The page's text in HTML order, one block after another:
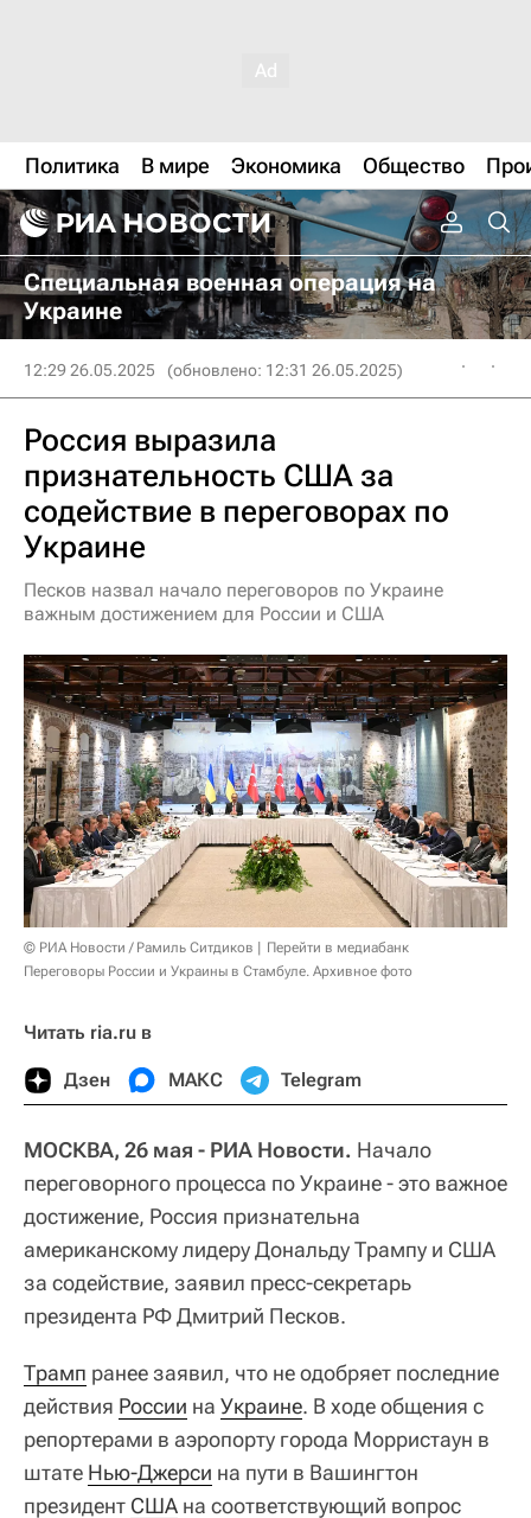
Политика В мире Экономика Общество
Специальная военная операция на
Украине
12:29 26.05.2025 (обновлено: 12:31 26.05.2025)
Россия выразила
признательность США за
содействие в переговорах по
Украине
Песков назвал начало переговоров по Украине
важным достижением для России и США
© РИА Новости / Рамиль Ситдиков
Перейти в медиабанк
Переговоры России и Украины в Стамбуле. Архивное фото
Читать ria.ru в
Дзен МАКС Telegram
МОСКВА, 26 мая - РИА Новости. Начало
переговорного процесса по Украине - это важное
достижение, Россия признательна
американскому лидеру Дональду Трампу и США
за содействие, заявил пресс-секретарь
президента РФ Дмитрий Песков.
Трамп ранее заявил, что не одобряет последние
действия России на Украине. В ходе общения с
репортерами в аэропорту города Морристаун в
штате Нью-Джерси на пути в Вашингтон
президент США на соответствующий вопрос